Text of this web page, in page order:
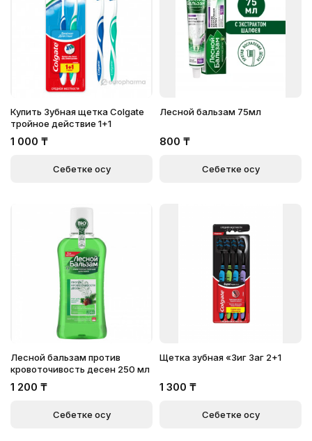
Купить Зубная щетка Colgate
тройное действие 1+1
1 000 ₸
Себетке қосу
Лесной бальзам 75мл
800 ₸
Себетке қосу
Лесной бальзам против
кровоточивость десен 250 мл
1 200 ₸
Себетке қосу
Щетка зубная «Зиг Заг 2+1
1 300 ₸
Себетке қосу